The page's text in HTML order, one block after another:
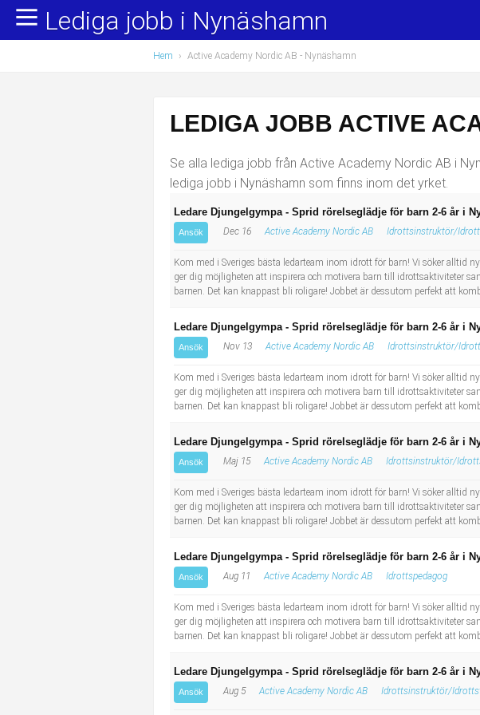
Yrkesområden
Administration, ekonomi, juridik
Försäljning, inköp, marknadsföring
Hotell, restaurang, storhushåll
Installation, drift, underhåll
Kropps- och skönhetsvård
Naturvetenskapligt arbete
Sanering och renhållning
Populära jobb
Undersköterska, hemtjänst och äldreboende
Lärare i förskola/Förskollärare
Bussförare/Busschaufför
Behandlingsassistent/Socialpedagog
Tidningsbud/Tidningsdistributör
Lärare i fritidshem/Fritidspedagog
Taxiförare/Taxichaufför
Läkarsekreterare/Vårdadmin/Medicinsk sekreterare
Lediga jobb i Nynäshamn
Hem › Active Academy Nordic AB - Nynäshamn
LEDIGA JOBB ACTIVE
Se alla lediga jobb från Active Academy Nordic AB i
lediga jobb i Nynäshamn som finns inom det yrket.
Ledare Djungelgympa - Sprid rörelseglädje för barn 2-6 år i
Ansök Dec 16 Active Academy Nordic AB Idrottsinstruktör/
Kom med i Sveriges bästa ledarteam inom idrott för barn! Vi söker alltid
ger dig möjligheten att inspirera och motivera barn till idrottsaktiviteter
barnen. Det kan knappast bli roligare! Jobbet är dessutom perfekt att
Ledare Djungelgympa - Sprid rörelseglädje för barn 2-6 år i
Ansök Nov 13 Active Academy Nordic AB Idrottsinstruktör/
Kom med i Sveriges bästa ledarteam inom idrott för barn! Vi söker alltid
ger dig möjligheten att inspirera och motivera barn till idrottsaktiviteter
barnen. Det kan knappast bli roligare! Jobbet är dessutom perfekt att
Ledare Djungelgympa - Sprid rörelseglädje för barn 2-6 år i
Ansök Maj 15 Active Academy Nordic AB Idrottsinstruktör/
Kom med i Sveriges bästa ledarteam inom idrott för barn! Vi söker alltid
ger dig möjligheten att inspirera och motivera barn till idrottsaktiviteter
barnen. Det kan knappast bli roligare! Jobbet är dessutom perfekt att
Ledare Djungelgympa - Sprid rörelseglädje för barn 2-6 år i
Ansök Aug 11 Active Academy Nordic AB Idrottspedagog
Kom med i Sveriges bästa ledarteam inom idrott för barn! Vi söker alltid
ger dig möjligheten att inspirera och motivera barn till idrottsaktiviteter
barnen. Det kan knappast bli roligare! Jobbet är dessutom perfekt att
Ledare Djungelgympa - Sprid rörelseglädje för barn 2-6 år i
Ansök Aug 5 Active Academy Nordic AB Idrottsinstruktör/